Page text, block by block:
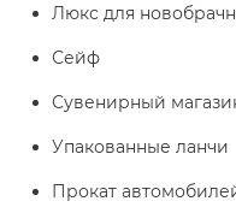
Люкс для
Сейф
Сувенирный
Упакованные ланчи
Прокат